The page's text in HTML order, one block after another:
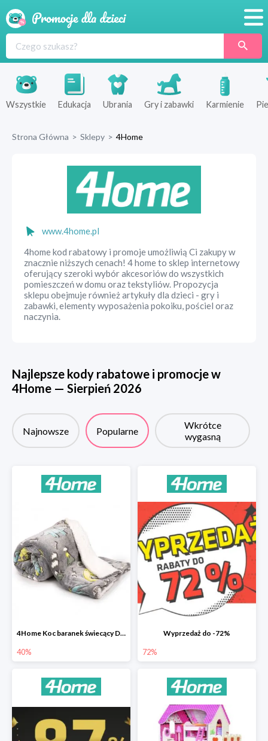
Produkty
Sklepy
Wszystkie Edukacja Ubrania Gry i zabawki Karmienie
Strona Główna > Sklepy > 4Home
www.4home.pl
4home kod rabatowy i promoje umożliwią Ci zakupy w
znacznie niższych cenach! 4 home to sklep internetowy
oferujący szeroki wybór akcesoriów do wszystkich
pomieszczeń w domu oraz tekstyliów. Propozycja
sklepu obejmuje również artykuły dla dzieci - gry i
zabawki, elementy wyposażenia pokoiku, pościel oraz
naczynia.
Najlepsze kody rabatowe i promocje w
4Home — Sierpień 2026
Najnowsze Popularne
Wkrótce
wygasną
4Home Koc baranek świecący Dino
40%
Wyprzedaż do -72%
72%